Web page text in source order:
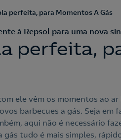
perfeita, para Momentos A Gás
à Repsol para uma nova
perfeita,
ele vêm os momentos ao
barbecues a gás. Seja em
aqui não é necessário
gás tudo é mais simples,